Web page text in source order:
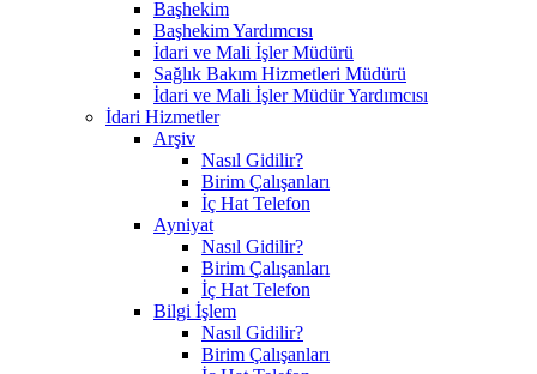
Başhekim
Başhekim Yardımcısı
İdari ve Mali İşler Müdürü
Sağlık Bakım Hizmetleri Müdürü
İdari ve Mali İşler Müdür Yardımcısı
İdari Hizmetler
Arşiv
Nasıl Gidilir?
Birim Çalışanları
İç Hat Telefon
Ayniyat
Nasıl Gidilir?
Birim Çalışanları
İç Hat Telefon
Bilgi İşlem
Nasıl Gidilir?
Birim Çalışanları